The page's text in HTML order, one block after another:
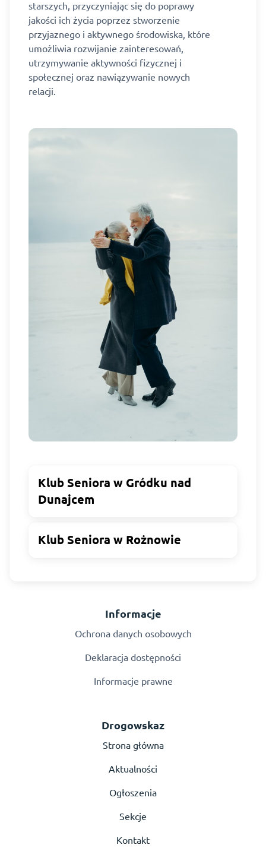
starszych, przyczyniając się do poprawy
jakości ich życia poprzez stworzenie
przyjaznego i aktywnego środowiska, które
umożliwia rozwijanie zainteresowań,
utrzymywanie aktywności fizycznej i
społecznej oraz nawiązywanie nowych
relacji.
Klub Seniora w Gródku nad
Dunajcem
Klub Seniora w Rożnowie
Informacje
Ochrona danych osobowych
Deklaracja dostępności
Informacje prawne
Drogowskaz
Strona główna
Aktualności
Ogłoszenia
Sekcje
Kontakt